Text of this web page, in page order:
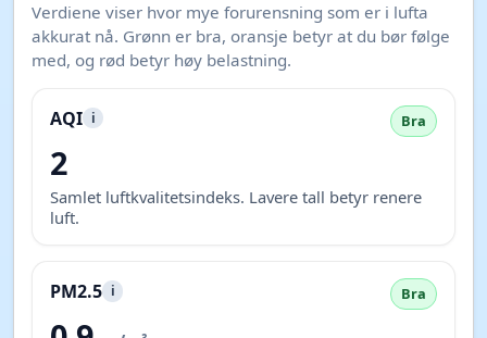
Verdiene viser hvor mye forurensning som er i lufta
akkurat nå. Grønn er bra, oransje betyr at du bør følge
med, og rød betyr høy belastning.
AQI i Bra
2
Samlet luftkvalitetsindeks. Lavere tall betyr renere
luft.
PM2.5 i Bra